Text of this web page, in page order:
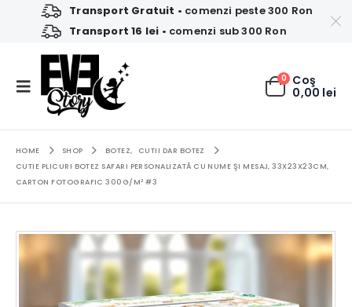
Transport Gratuit • comenzi peste 300 Ron
Transport 16 lei • comenzi sub 300 Ron
0 Coş
0,00 lei
HOME SHOP BOTEZ,
CUTII DAR BOTEZ
CUTIE PLICURI BOTEZ SAFARI PERSONALIZATĂ CU NUME ŞI MESAJ, 33X23X23CM,
CARTON FOTOGRAFIC 300G/M² #3